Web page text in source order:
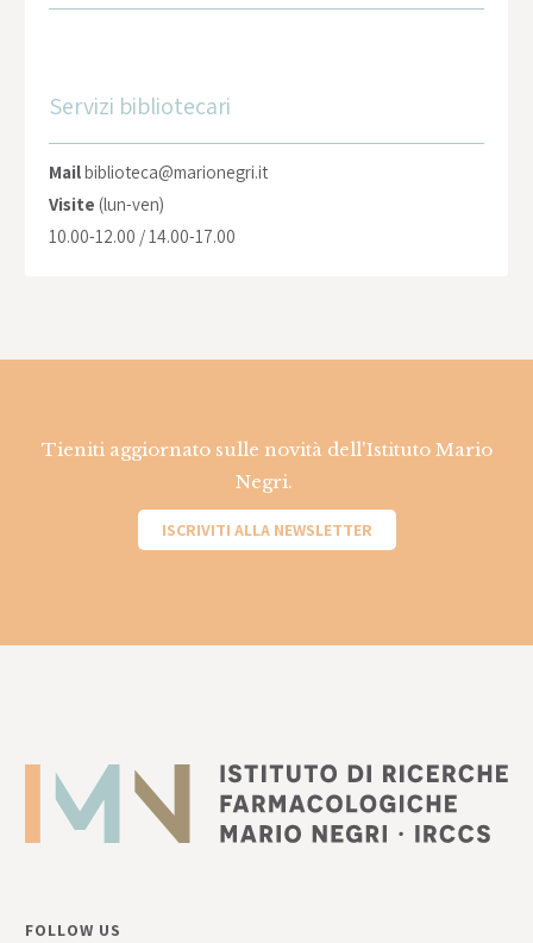
Servizi bibliotecari
Mailbiblioteca@marionegri.it
Visite (lun-ven)
10.00-12.00 / 14.00-17.00
Tieniti aggiornato sulle novità dell'Istituto Mario
Negri.
ISCRIVITI ALLA NEWSLETTER
FOLLOW US